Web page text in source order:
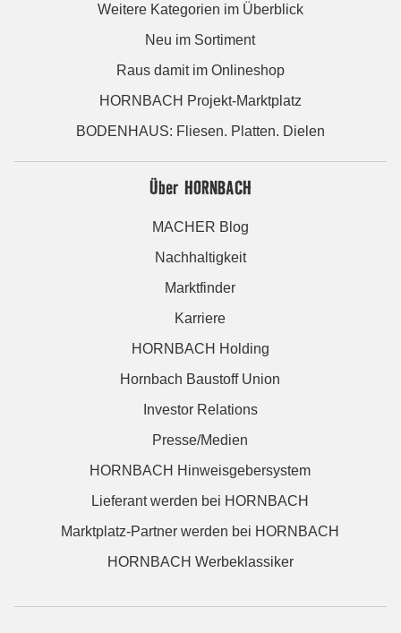
Weitere Kategorien im Überblick
Neu im Sortiment
Raus damit im Onlineshop
HORNBACH Projekt-Marktplatz
BODENHAUS: Fliesen. Platten. Dielen
Über HORNBACH
MACHER Blog
Nachhaltigkeit
Marktfinder
Karriere
HORNBACH Holding
Hornbach Baustoff Union
Investor Relations
Presse/Medien
HORNBACH Hinweisgebersystem
Lieferant werden bei HORNBACH
Marktplatz-Partner werden bei HORNBACH
HORNBACH Werbeklassiker